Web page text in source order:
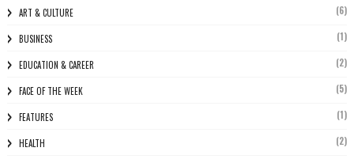
ART & CULTURE (6)
BUSINESS (1)
EDUCATION & CAREER (2)
FACE OF THE WEEK (5)
FEATURES (1)
HEALTH (2)